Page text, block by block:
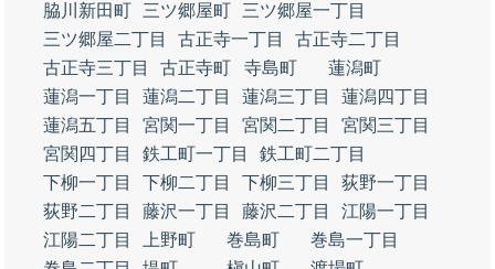
脇川新田町
三ツ郷屋町
三ツ郷屋一丁目
三ツ郷屋二丁目
古正寺一丁目
古正寺二丁目
古正寺三丁目
古正寺町 寺島町
蓮潟町
蓮潟一丁目
蓮潟二丁目 蓮潟三丁目
蓮潟四丁目
蓮潟五丁目
宮関一丁目 宮関二丁目
宮関三丁目
宮関四丁目
鉄工町一丁目
鉄工町二丁目
下柳一丁目
下柳二丁目 下柳三丁目
荻野一丁目
荻野二丁目
藤沢一丁目 藤沢二丁目
江陽一丁目
江陽二丁目
上野町 巻島町
巻島一丁目